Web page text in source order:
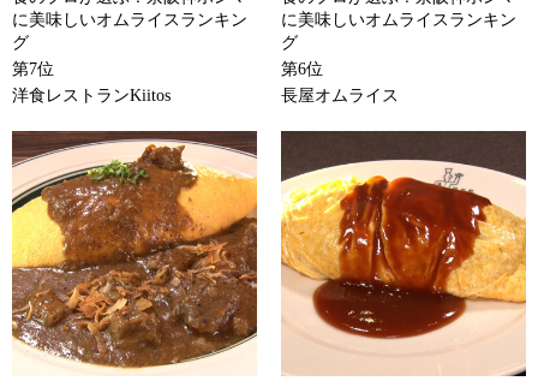
に美味しいオムライスランキン
グ
第7位
洋食レストランKiitos
に美味しいオムライスランキン
グ
第6位
長屋オムライス